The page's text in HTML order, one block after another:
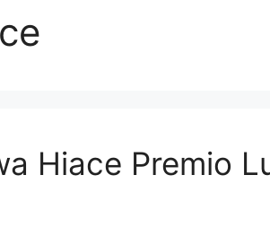
Hiace Premio